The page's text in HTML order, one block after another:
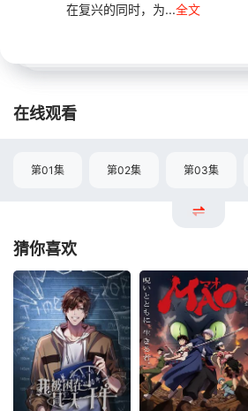
在复兴的同时，为...全文
在线观看
第01集 第02集 第03集
猜你喜欢